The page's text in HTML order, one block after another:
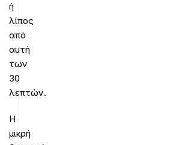
ή
λίπος
από
αυτή
των
30
λεπτών.
Η
μικρή